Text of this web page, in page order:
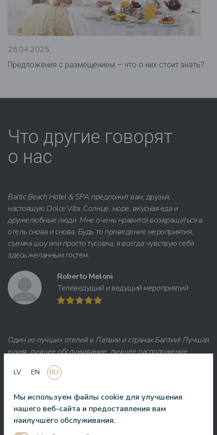
28.04.2025.
Предложения c размещением — что о них стоит знать?
Что другие говорят
о нас
Baltic Beach Hotel & SPA предложит вам, друзья,
настоящую Dolce Vita. Солнце, море, вкусная еда и
дружелюбные люди. Мне очень нравится возвращаться в
отель снова и снова. Будь то проведение мероприятия,
съемка шоу или просто тусовка, я всегда чувствую себя
здесь желанным гостем.
Roberto Meloni
Телеведущий и ведущий мероприятий
Один из лучших отелей в Латвии и странах Балтии! Лучшая
кухня, лучшее обслуживание, лучшее расположение,
лучший вид. Очень хороший СПА!
LV EN RU
Мы используем файлы cookie для улучшения
нашего веб-сайта и предоставления вам
наилучшего обслуживания.